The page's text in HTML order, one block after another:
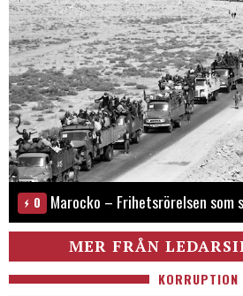
0 Marocko – Frihetsrörelsen
MER FRÅN
KORRUPTION